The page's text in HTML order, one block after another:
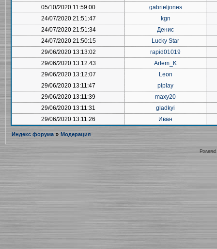
05/10/2020 11:59:00
gabrieljones
24/07/2020 21:51:47
kgn
24/07/2020 21:51:34
Денис
24/07/2020 21:50:15
Lucky Star
29/06/2020 13:13:02
rapid01019
29/06/2020 13:12:43
Artem_K
29/06/2020 13:12:07
Leon
29/06/2020 13:11:47
piplay
29/06/2020 13:11:39
maxy20
29/06/2020 13:11:31
gladkyi
29/06/2020 13:11:26
Иван
Индекс форума » Модерация